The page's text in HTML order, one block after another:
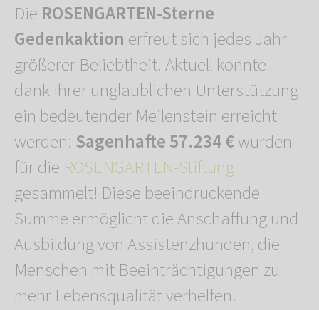
Die ROSENGARTEN-Sterne
Gedenkaktion erfreut sich jedes Jahr
größerer Beliebtheit. Aktuell konnte
dank Ihrer unglaublichen Unterstützung
ein bedeutender Meilenstein erreicht
werden: Sagenhafte 57.234 €wurden
für die ROSENGARTEN-Stiftung
gesammelt! Diese beeindruckende
Summe ermöglicht die Anschaffung und
Ausbildung von Assistenzhunden, die
Menschen mit Beeinträchtigungen zu
mehr Lebensqualität verhelfen.